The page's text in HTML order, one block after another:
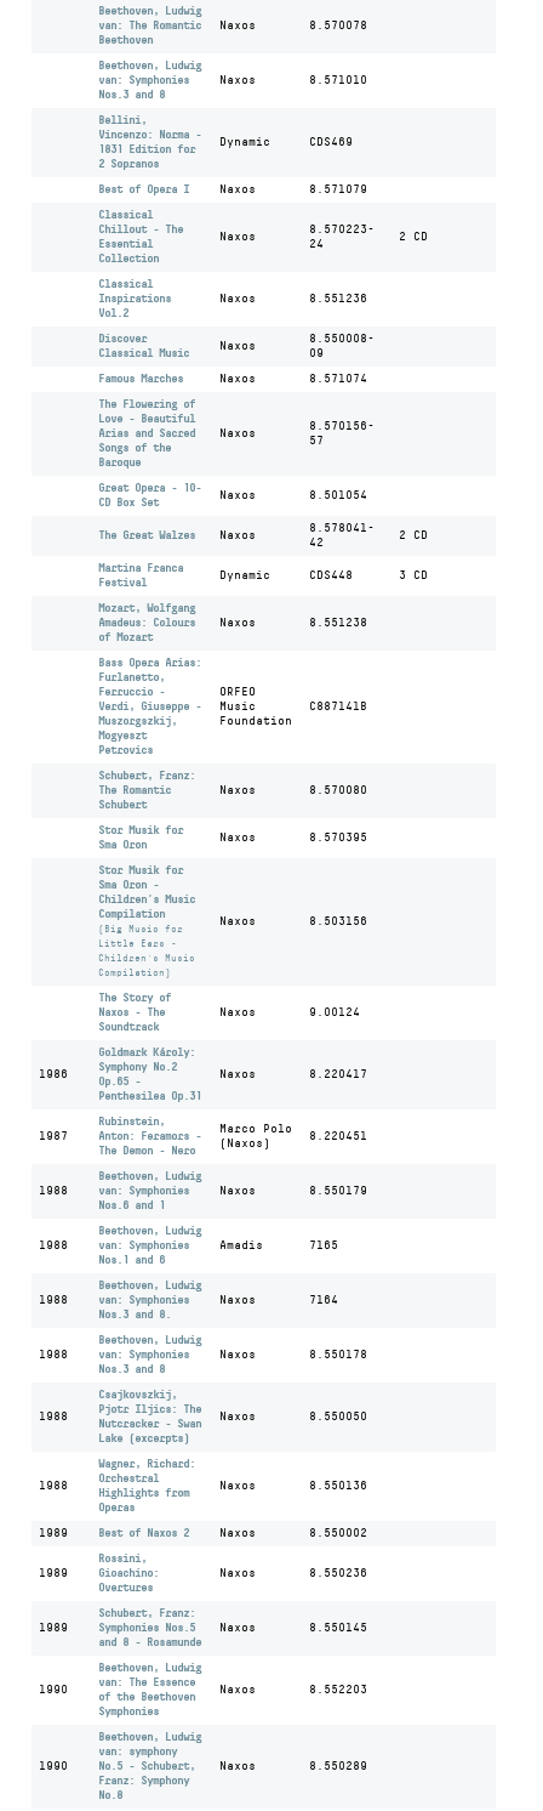
Beethoven, Ludwig
van: The Romantic
Beethoven
Naxos 8.570078
Beethoven, Ludwig
van: Symphonies
Nos.3 and 8
Naxos 8.571010
Bellini,
Vincenzo: Norma -
1831 Edition for
2 Sopranos
Dynamic CDS469
Best of Opera I Naxos
8.571079
Classical
Chillout - The
Essential
Collection
Naxos
8.570223-
24
2 CD
Classical
Inspirations
Vol.2
Naxos 8.551236
Discover
Classical Music
Naxos
8.550008-
09
Famous Marches
Naxos
8.571074
The Flowering of
Love - Beautiful
Arias and Sacred
Songs of the
Baroque
Naxos
8.570156-
57
Great Opera - 10-
CD Box Set
Naxos 8.501054
The Great Walzes Naxos
8.578041-
42
2 CD
Martina Franca
Festival
Dynamic CDS448 3 CD
Mozart, Wolfgang
Amadeus: Colours
of Mozart
Naxos 8.551238
Bass Opera Arias:
Furlanetto,
Ferruccio -
Verdi, Giuseppe -
Muszorgszkij,
Mogyeszt
Petrovics
ORFEO
Music
Foundation
C887141B
Schubert, Franz:
The Romantic
Schubert
Naxos 8.570080
Stor Musik for
Sma Oron
Naxos 8.570395
Stor Musik for
Sma Oron -
Children's Music
Compilation
(Big Music for
Little Ears -
Children's Music
Compilation)
Naxos 8.503156
The Story of
Naxos - The
Soundtrack
Naxos 9.00124
1986
Goldmark Károly:
Symphony No.2
Op.65 -
Penthesilea Op.31
Naxos 8.220417
1987
Rubinstein,
Anton: Feramors -
The Demon - Nero
Marco Polo
(Naxos)
8.220451
1988
Beethoven, Ludwig
van: Symphonies
Nos.6 and 1
Naxos 8.550179
1988
Beethoven, Ludwig
van: Symphonies
Nos.1 and 6
Amadis 7165
1988
Beethoven, Ludwig
van: Symphonies
Nos.3 and 8.
Naxos 7164
1988
Beethoven, Ludwig
van: Symphonies
Nos.3 and 8
Naxos 8.550178
1988
Csajkovszkij,
Pjotr Iljics: The
Nutcracker - Swan
Lake (excerpts)
Naxos 8.550050
1988
Wagner, Richard:
Orchestral
Highlights from
Operas
Naxos 8.550136
1989 Best of Naxos 2 Naxos 8.550002
1989
Rossini,
Gioachino:
Overtures
Naxos 8.550236
1989
Schubert, Franz:
Symphonies Nos.5
and 8 - Rosamunde
Naxos 8.550145
1990
Beethoven, Ludwig
van: The Essence
of the Beethoven
Symphonies
Naxos 8.552203
1990
Beethoven, Ludwig
van: symphony
No.5 - Schubert,
Franz: Symphony
No.8
Naxos 8.550289